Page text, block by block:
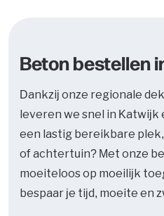
Beton bestellen
Dankzij onze regionale
leveren we snel in Katwijk
een lastig bereikbare
of achtertuin? Met onze
moeiteloos op moeilijk
bespaar je tijd, moeite en